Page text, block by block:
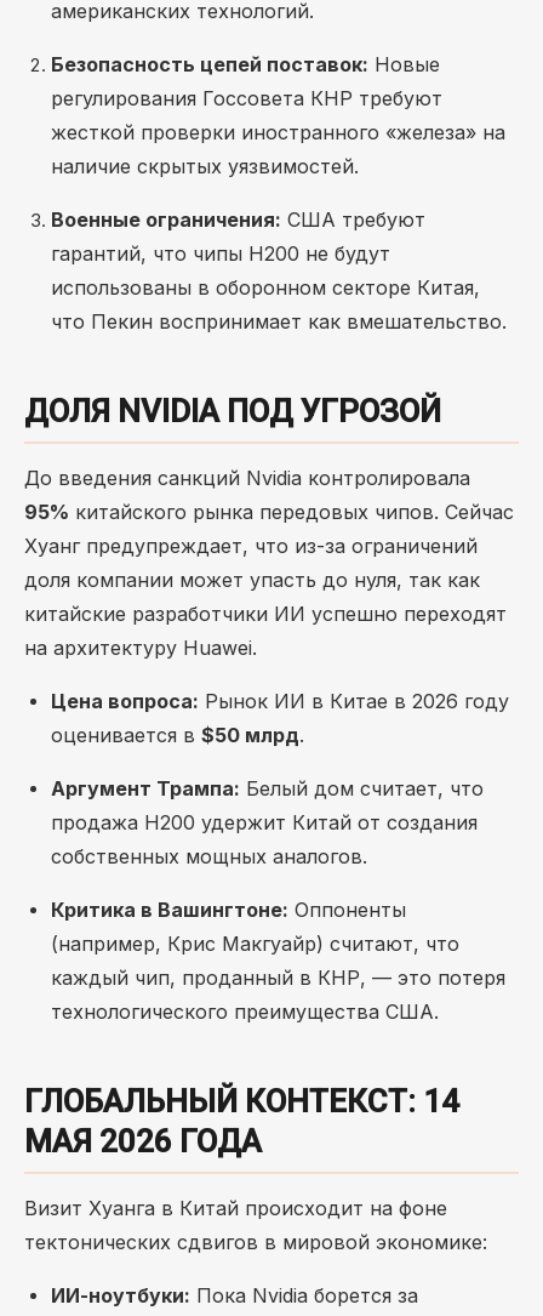
американских технологий.
Безопасность цепей поставок: Новые
регулирования Госсовета КНР требуют
жесткой проверки иностранного «железа» на
наличие скрытых уязвимостей.
Военные ограничения: США требуют
гарантий, что чипы H200 не будут
использованы в оборонном секторе Китая,
что Пекин воспринимает как вмешательство.
ДОЛЯ NVIDIA ПОД УГРОЗОЙ
До введения санкций Nvidia контролировала
95% китайского рынка передовых чипов. Сейчас
Хуанг предупреждает, что из-за ограничений
доля компании может упасть до нуля, так как
китайские разработчики ИИ успешно переходят
на архитектуру Huawei.
Цена вопроса: Рынок ИИ в Китае в 2026 году
оценивается в $50 млрд.
Аргумент Трампа: Белый дом считает, что
продажа H200 удержит Китай от создания
собственных мощных аналогов.
Критика в Вашингтоне: Оппоненты
(например, Крис Макгуайр) считают, что
каждый чип, проданный в КНР, — это потеря
технологического преимущества США.
ГЛОБАЛЬНЫЙ КОНТЕКСТ: 14
МАЯ 2026 ГОДА
Визит Хуанга в Китай происходит на фоне
тектонических сдвигов в мировой экономике:
ИИ-ноутбуки: Пока Nvidia борется за